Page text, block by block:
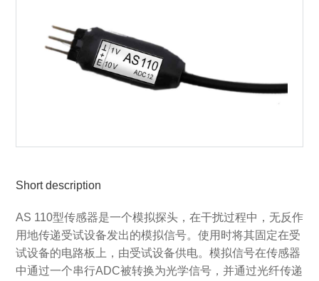
Short description
AS 110型传感器是一个模拟探头，在干扰过程中，无反作
用地传递受试设备发出的模拟信号。使用时将其固定在受
试设备的电路板上，由受试设备供电。模拟信号在传感器
中通过一个串行ADC被转换为光学信号，并通过光纤传递